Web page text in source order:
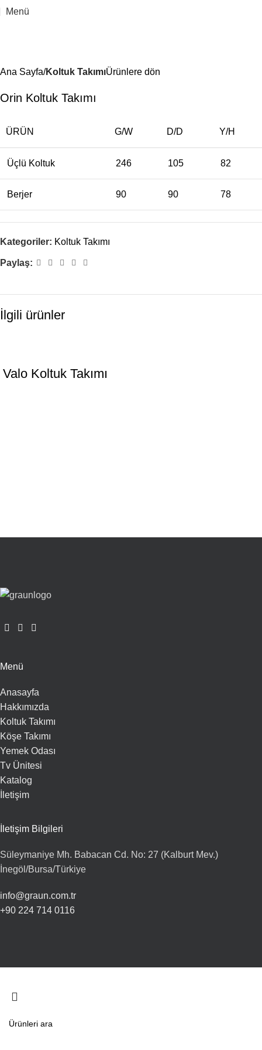
Menü
Ana Sayfa Koltuk TakımıÜrünlere dön
Orin Koltuk Takımı
ÜRÜN G/W D/D Y/H
Üçlü Koltuk 246 105 82
Berjer 90 90 78
Kategoriler: Koltuk Takımı
Paylaş:
İlgili ürünler
Valo Koltuk Takımı
Menü
Anasayfa
Hakkımızda
Koltuk Takımı
Köşe Takımı
Yemek Odası
Tv Ünitesi
Katalog
İletişim
İletişim Bilgileri
Süleymaniye Mh. Babacan Cd. No: 27 (Kalburt Mev.)
İnegöl/Bursa/Türkiye
info@graun.com.tr
+90 224 714 0116